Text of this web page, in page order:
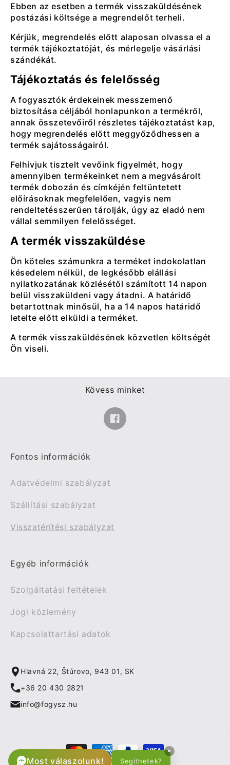
Ebben az esetben a termék visszaküldésének
postázási költsége a megrendelőt terheli.
Kérjük, megrendelés előtt alaposan olvassa el a
termék tájékoztatóját, és mérlegelje vásárlási
szándékát.
Tájékoztatás és felelősség
A fogyasztók érdekeinek messzemenő
biztosítása céljából honlapunkon a termékről,
annak összetevőiről részletes tájékoztatást kap,
hogy megrendelés előtt meggyőződhessen a
termék sajátosságairól.
Felhívjuk tisztelt vevőink figyelmét, hogy
amennyiben termékeinket nem a megvásárolt
termék dobozán és címkéjén feltüntetett
előírásoknak megfelelően, vagyis nem
rendeltetésszerűen tárolják, úgy az eladó nem
vállal semmilyen felelősséget.
A termék visszaküldése
Ön köteles számunkra a terméket indokolatlan
késedelem nélkül, de legkésőbb elállási
nyilatkozatának közlésétől számított 14 napon
belül visszaküldeni vagy átadni. A határidő
betartottnak minősül, ha a 14 napos határidő
letelte előtt elküldi a terméket.
A termék visszaküldésének közvetlen költségét
Ön viseli.
Kövess minket
Facebook
Fontos információk
Adatvédelmi szabályzat
Szállítási szabályzat
Visszatérítési szabályzat
Egyéb információk
Szolgáltatási feltételek
Jogi közlemény
Kapcsolattartási adatok
Hlavná 22, Štúrovo, 943 01, SK
+36 20 430 2821
info@fogysz.hu
Fizetési
Most válaszolunk!
×
Segíthetek?